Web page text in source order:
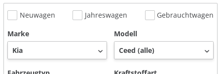
Neuwagen Jahreswagen
Gebrauchtwagen
Marke
Modell